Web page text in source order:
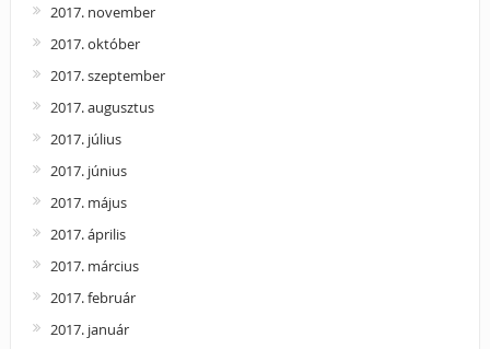
2017. november
2017. október
2017. szeptember
2017. augusztus
2017. július
2017. június
2017. május
2017. április
2017. március
2017. február
2017. január